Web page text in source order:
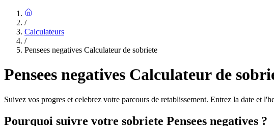
/
Calculateurs
/
Pensees negatives Calculateur de sobriete
Pensees negatives Calculateur de
Suivez vos progres et celebrez votre parcours de retablissement. Entrez la date et
Pourquoi suivre votre sobriete Pensees negatives ?